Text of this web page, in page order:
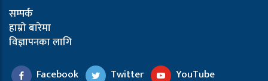
सम्पर्क
हाम्रो बारेमा
विज्ञापनका लागि
Facebook
Twitter YouTube